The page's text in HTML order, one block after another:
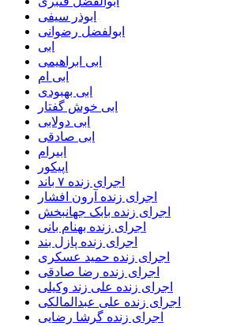
ابوذر سیفی
ابولفضل رضوانی
ابی
ابی ابراهیمی
ابی ام
ابی بهبودی
ابی خوش گفتار
ابی دولابی
ابی صادقی
ابیرام
اپیکور
اجرای زنده ۷ باند
اجرای زنده آرون افشار
اجرای زنده بابک جهانبخش
اجرای زنده بهنام بانی
اجرای زنده پازل بند
اجرای زنده حمید عسکری
اجرای زنده رضا صادقی
اجرای زنده علی زند وکیلی
اجرای زنده علی عبدالمالکی
اجرای زنده گرشا رضایی